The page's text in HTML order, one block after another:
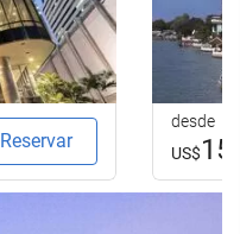
Reservar
desde
US$